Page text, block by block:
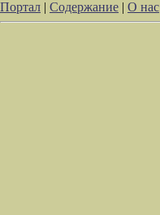
Портал | Содержание | О нас